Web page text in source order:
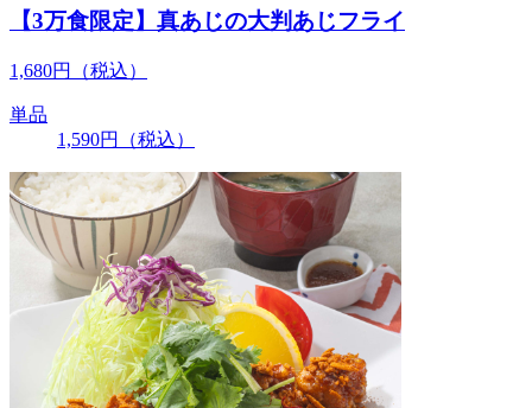
【3万食限定】真あじの大判あじフライ
1,680円 （税込）
単品
1,590円 （税込）